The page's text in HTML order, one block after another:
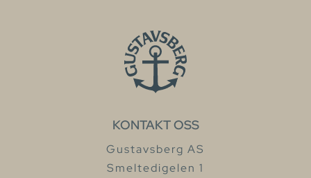
KONTAKT OSS
Gustavsberg AS
Smeltedigelen 1